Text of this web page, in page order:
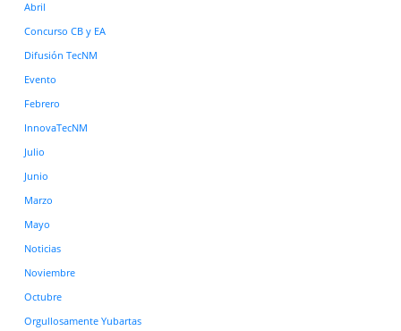
Abril
Concurso CB y EA
Difusión TecNM
Evento
Febrero
InnovaTecNM
Julio
Junio
Marzo
Mayo
Noticias
Noviembre
Octubre
Orgullosamente Yubartas